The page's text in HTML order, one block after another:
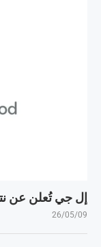
إل جي تُعلن عن
26/05/09